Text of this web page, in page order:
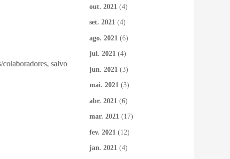
colaboradores, salvo
out. 2021 (4)
set. 2021 (4)
ago. 2021 (6)
jul. 2021 (4)
jun. 2021 (3)
mai. 2021 (3)
abr. 2021 (6)
mar. 2021 (17)
fev. 2021 (12)
jan. 2021 (4)